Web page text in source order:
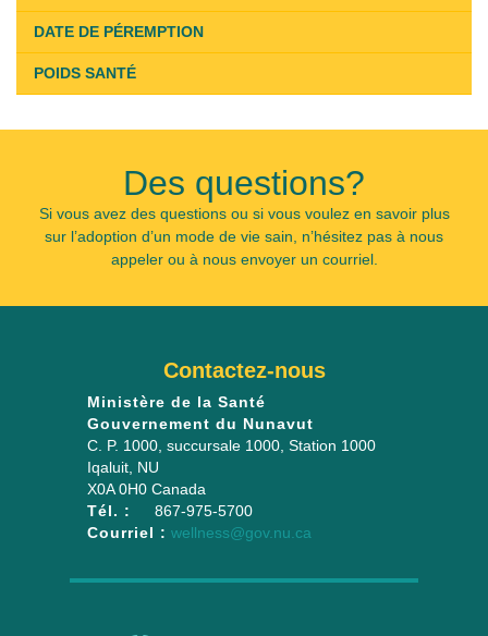
DATE DE PÉREMPTION
POIDS SANTÉ
Des questions?
Si vous avez des questions ou si vous voulez en savoir plus
sur l’adoption d’un mode de vie sain, n’hésitez pas à nous
appeler ou à nous envoyer un courriel.
Contactez-nous
Ministère de la Santé
Gouvernement du Nunavut
C. P. 1000, succursale 1000 , Station 1000
Iqaluit NU
X0A 0H0 Canada
Tél. :
867-975-5700
Courriel : wellness@gov.nu.ca